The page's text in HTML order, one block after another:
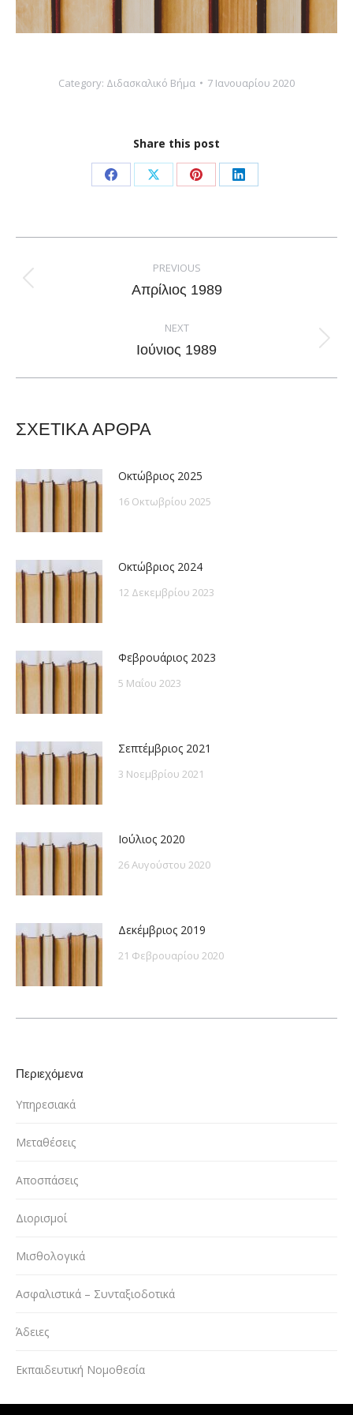
Category: Διδασκαλικό Βήμα 7 Ιανουαρίου 2020
Share this post
Share
Facebook
Share
X
Share
Pinterest
Share
LinkedIn
navigation
PREVIOUS
Previous
Απρίλιος 1989
NEXT
Next
Ιούνιος 1989
ΣΧΕΤΙΚΑ ΑΡΘΡΑ
Οκτώβριος 2025
16 Οκτωβρίου 2025
Οκτώβριος 2024
12 Δεκεμβρίου 2023
Φεβρουάριος 2023
5 Μαΐου 2023
Σεπτέμβριος 2021
3 Νοεμβρίου 2021
Ιούλιος 2020
26 Αυγούστου 2020
Δεκέμβριος 2019
21 Φεβρουαρίου 2020
Περιεχόμενα
Υπηρεσιακά
Μεταθέσεις
Αποσπάσεις
Διορισμοί
Μισθολογικά
Ασφαλιστικά – Συνταξιοδοτικά
Άδειες
Εκπαιδευτική Νομοθεσία